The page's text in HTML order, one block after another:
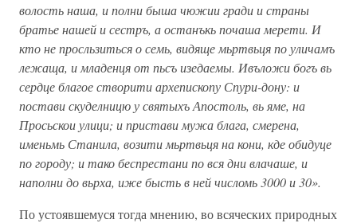
волость наша, и полни быша чюжии гради и страны
братье нашей и сестръ, а останъкь почаша мерети. И
кто не просльзиться о семь, видяще мьртвьця по уличамъ
лежаща, и младенця от пьсъ изедаемы. Ивъложи богъ вь
сердце благое створити архепископу Спури-дону: и
постави скуделницю у святыхъ Апостоль, вь яме, на
Просьскои улици; и пристави мужа блага, смерена,
именьмь Станила, возити мьртвьця на кони, кде обидуце
по городу; и тако беспрестани по вся дни влачаше, и
наполни до вьрха, иже бысть в ней числомь 3000 и 30».
По устоявшемуся тогда мнению, во всяческих природных